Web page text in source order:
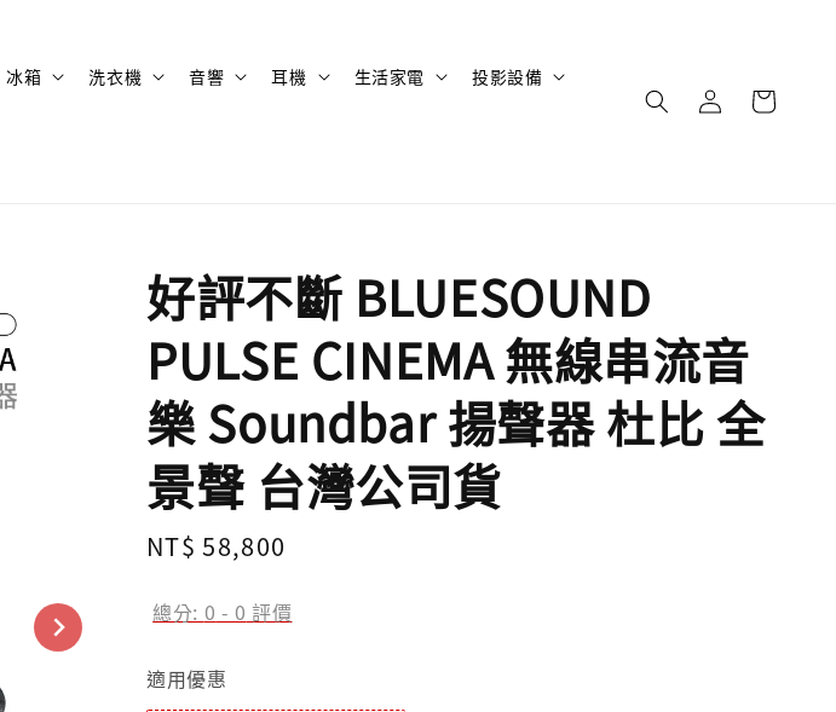
冰箱 洗衣機 音響 耳機 生活家電 投影設備
好評不斷 BLUESOUND
PULSE CINEMA 無線串流音
樂 Soundbar 揚聲器 杜比 全
景聲 台灣公司貨
Regular
NT$ 58,800
總分: 0 - 0 評價
適用優惠